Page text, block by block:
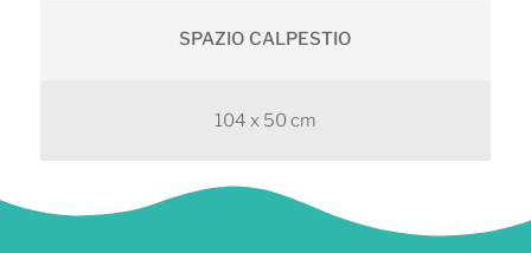
SPAZIO CALPESTIO
104 x 50 cm